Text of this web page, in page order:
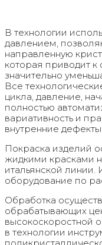
В технологии
давлением,
направленную
которая приводит
значительно
Все
цикла, давление,
полностью
вариативность и
внутренние дефекты.
Покраска изделий
жидкими красками
итальянской линии.
оборудование по
Обработка
обрабатывающих
высокоскоростной
в технологии